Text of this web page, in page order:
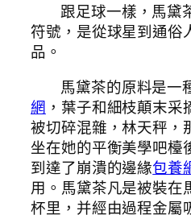
跟足球一樣，馬黛
符號，是從球星到通俗
品。
馬黛茶的原料是一
網 ，葉子和細枝顛末
被切碎混雜，林天秤，
坐在她的平衡美學吧檯
到達了崩潰的邊緣包養
用。馬黛茶凡是被裝在
杯里，并經由過程金屬